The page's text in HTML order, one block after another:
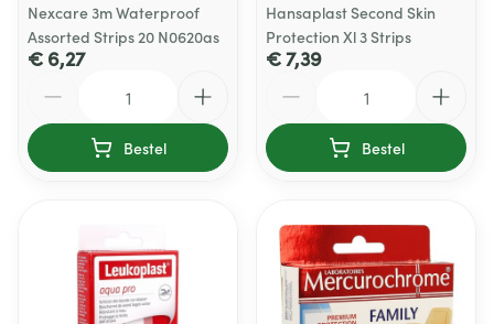
Nexcare 3m Waterproof
Assorted Strips 20 N0620as
€ 6,27
Bestel
Hansaplast Second Skin
Protection Xl 3 Strips
€ 7,39
Bestel